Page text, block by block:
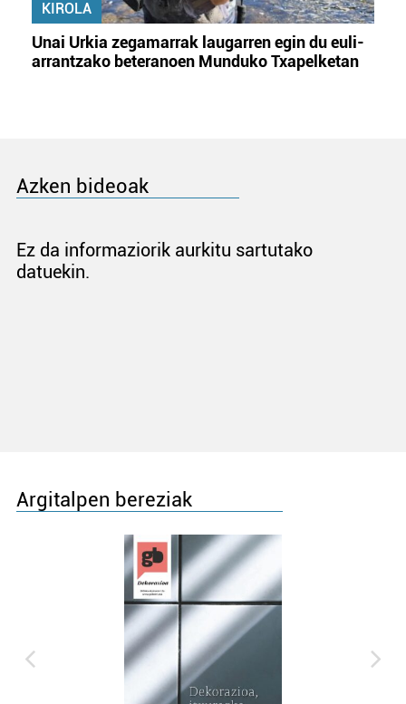
KIROLA
Unai Urkia zegamarrak laugarren egin du euli-
arrantzako beteranoen Munduko Txapelketan
Azken bideoak
Ez da informaziorik aurkitu sartutako
datuekin.
Argitalpen bereziak